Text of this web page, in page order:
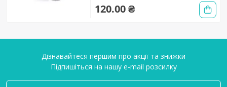
120.00 ₴
Дізнавайтеся першим про акції та знижки
Підпишіться на нашу e-mail розсилку